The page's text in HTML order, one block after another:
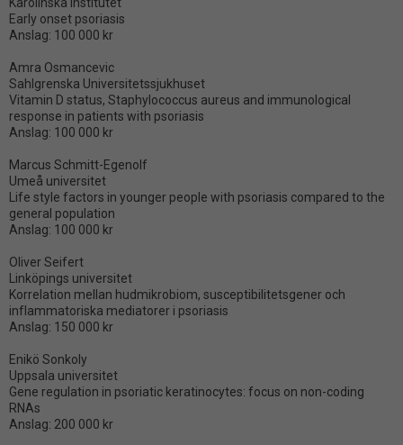
Karolinska Institutet
Early onset psoriasis
Anslag: 100 000 kr
Amra Osmancevic
Sahlgrenska Universitetssjukhuset
Vitamin D status, Staphylococcus aureus and immunological
response in patients with psoriasis
Anslag: 100 000 kr
Marcus Schmitt-Egenolf
Umeå universitet
Life style factors in younger people with psoriasis compared to the
general population
Anslag: 100 000 kr
Oliver Seifert
Linköpings universitet
Korrelation mellan hudmikrobiom, susceptibilitetsgener och
inflammatoriska mediatorer i psoriasis
Anslag: 150 000 kr
Enikö Sonkoly
Uppsala universitet
Gene regulation in psoriatic keratinocytes: focus on non-coding
RNAs
Anslag: 200 000 kr